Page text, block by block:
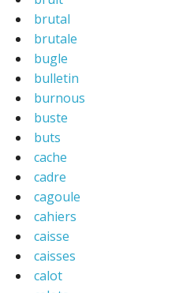
brutal
brutale
bugle
bulletin
burnous
buste
buts
cache
cadre
cagoule
cahiers
caisse
caisses
calot